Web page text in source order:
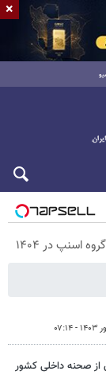
اسنپ در ۱۴۰۴
صحنه داخلی کشور
×